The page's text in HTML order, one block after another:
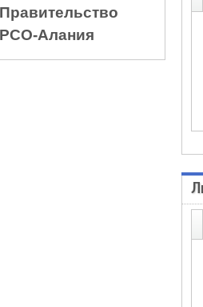
Правительство
РСО-Алания